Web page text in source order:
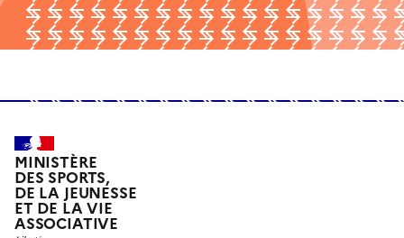
MINISTÈRE
DES SPORTS,
DE LA JEUNESSE
ET DE LA VIE
ASSOCIATIVE